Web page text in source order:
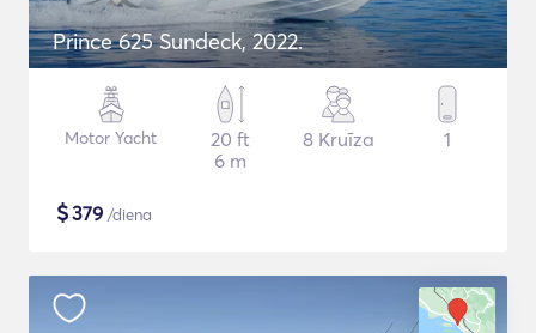
Prince 625 Sundeck, 2022.
Motor Yacht
20 ft
6 m
8 Kruīza 1
$379 /diena